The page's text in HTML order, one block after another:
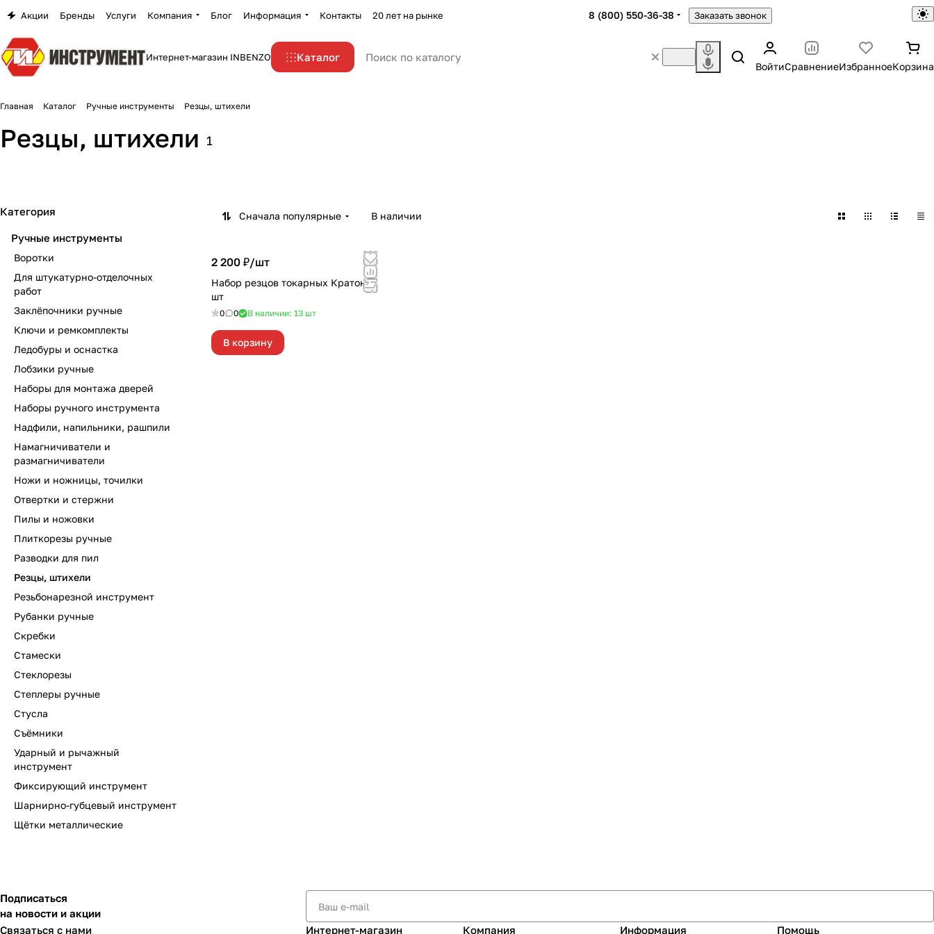
Акции Бренды Услуги Компания Блог Информация Контакты 20 лет на рынке 8 (800) 550-36-38 Заказать звонок
Интернет-магазин INBENZO Каталог
ВойтиСравнениеИзбранноеКорзина
Главная Каталог Ручные инструменты Резцы, штихели
Резцы, штихели 1
Сначала популярные В наличии
2 200 ₽/шт
Набор резцов токарных Кратон 8
шт
0 0 В наличии: 13 шт
В корзину
Категория
Ручные инструменты
Воротки
Для штукатурно-отделочных
работ
Заклёпочники ручные
Ключи и ремкомплекты
Ледобуры и оснастка
Лобзики ручные
Наборы для монтажа дверей
Наборы ручного инструмента
Надфили, напильники, рашпили
Намагничиватели и
размагничиватели
Ножи и ножницы, точилки
Отвертки и стержни
Пилы и ножовки
Плиткорезы ручные
Разводки для пил
Резцы, штихели
Резьбонарезной инструмент
Рубанки ручные
Скребки
Стамески
Стеклорезы
Степлеры ручные
Стусла
Съёмники
Ударный и рычажный
инструмент
Фиксирующий инструмент
Шарнирно-губцевый инструмент
Щётки металлические
Подписаться
на новости и акции
Связаться с нами
Интернет-магазин Компания Информация Помощь